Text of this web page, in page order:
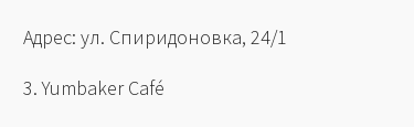
Адрес: ул. Спиридоновка, 24/1
3. Yumbaker Café